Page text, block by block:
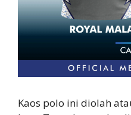
Kaos polo ini diolah